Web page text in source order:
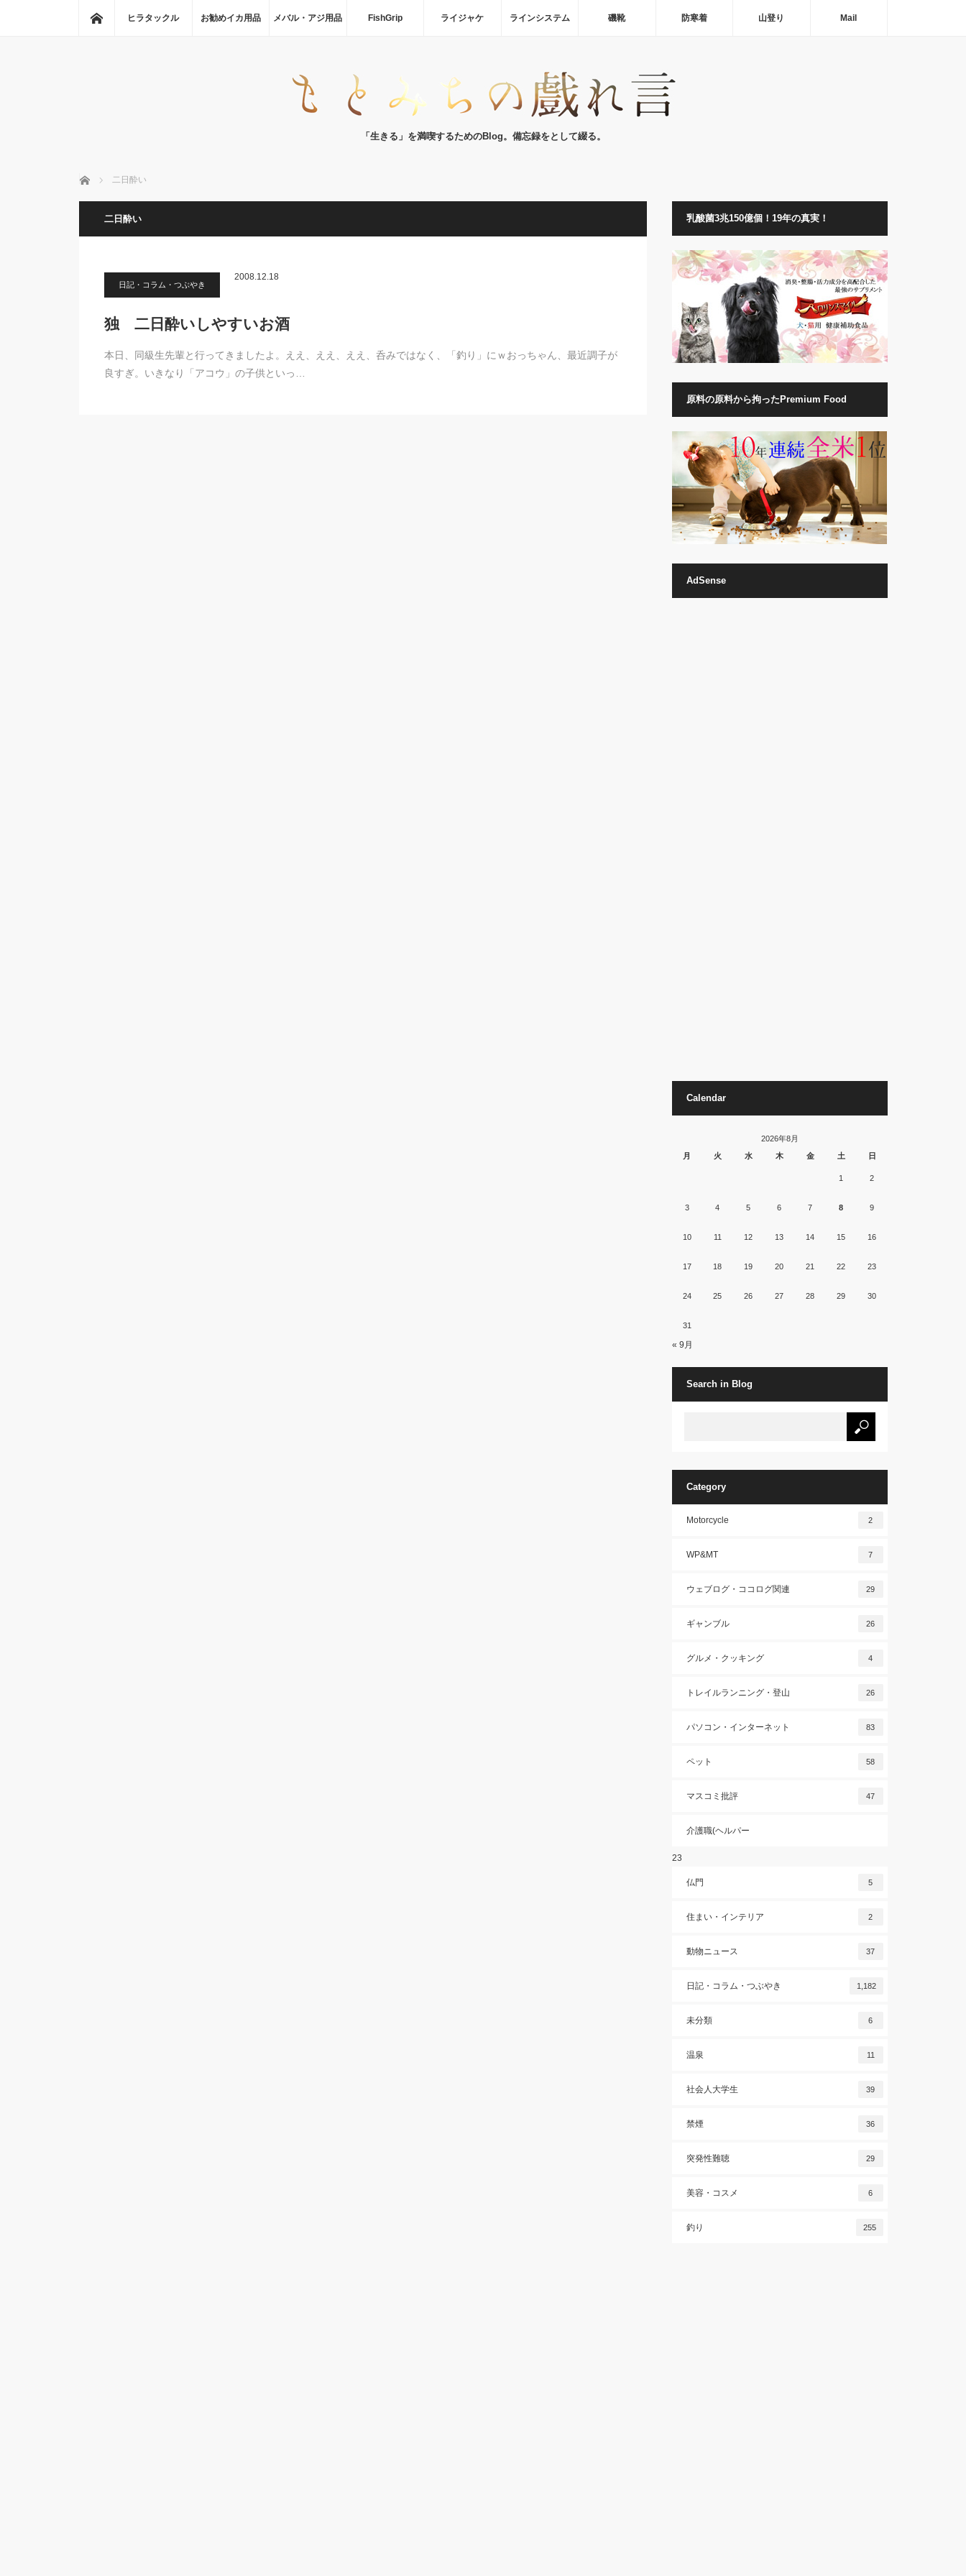
ホーム
ヒラタックル お勧めイカ用品 メバル・アジ用品 FishGrip ライジャケ ラインシステム 磯靴 防寒着 山登り Mail
「生きる」を満喫するためのBlog。備忘録をとして綴る。
ホーム 二日酔い
二日酔い
日記・コラム・つぶやき
2008.12.18
独 二日酔いしやすいお酒
本日、同級生先輩と行ってきましたよ。ええ、ええ、ええ、呑みではなく、「釣り」にｗおっちゃん、最近調子が
良すぎ。いきなり「アコウ」の子供といっ…
乳酸菌3兆150億個！19年の真実！
原料の原料から拘ったPremium Food
AdSense
Calendar
2026年8月
月
火 水 木 金 土 日
1 2
3 4 5 6 7 8 9
10 11 12 13 14 15 16
17 18 19 20 21 22 23
24 25 26 27 28 29 30
31
« 9月
Search in Blog
Category
Motorcycle 2
WP&MT 7
ウェブログ・ココログ関連 29
ギャンブル 26
グルメ・クッキング 4
トレイルランニング・登山 26
パソコン・インターネット 83
ペット 58
マスコミ批評 47
介護職(ヘルパー
23
仏門 5
住まい・インテリア 2
動物ニュース 37
日記・コラム・つぶやき 1,182
未分類 6
温泉 11
社会人大学生 39
禁煙 36
突発性難聴 29
美容・コスメ 6
釣り 255